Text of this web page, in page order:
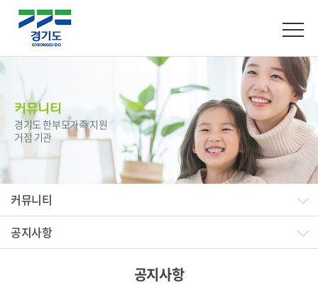
커뮤니티
경기도 한부모가족 지원
거점 기관
커뮤니티
공지사항
공지사항